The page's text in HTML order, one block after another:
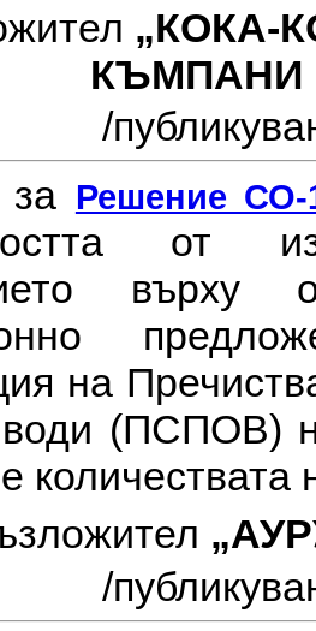
„КОКА-
КЪМПАНИ
/
за Решение СО-
от
на
води (ПСПОВ)
количествата
/